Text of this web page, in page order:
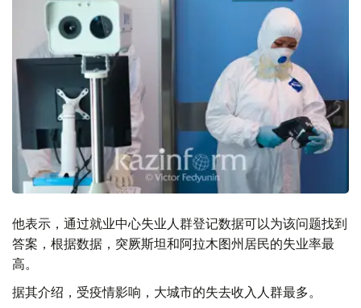
他表示，通过就业中心失业人群登记数据可以为该问题找到
答案，根据数据，突厥斯坦和阿拉木图州居民的失业率最
高。
据其介绍，受疫情影响，大城市的失去收入人群最多。